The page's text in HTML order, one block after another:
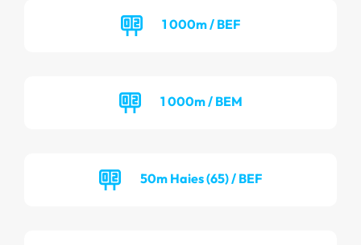
1 000m / BEF
1 000m / BEM
50m Haies (65) / BEF